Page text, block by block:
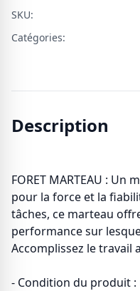
SKU:
Catégories:
Description
FORET MARTEAU :
pour la force et la
tâches, ce marteau
performance sur
Accomplissez le travail
- Condition du produit :